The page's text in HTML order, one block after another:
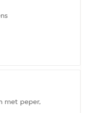
met peper,